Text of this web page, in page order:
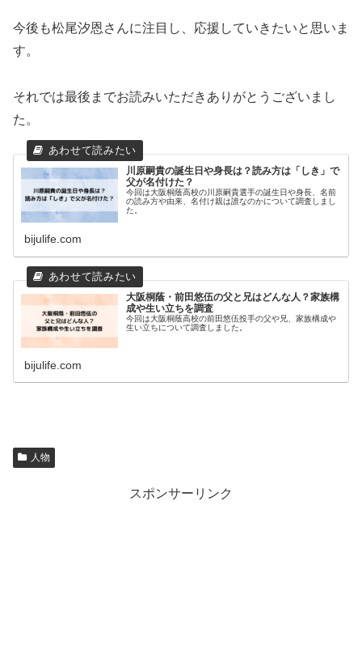
今後も松尾汐恩さんに注目し、応援していきたいと思いま
す。
それでは最後までお読みいただきありがとうございまし
た。
川原嗣貴の誕生日や身長は？読み方は「しき」で
父が名付けた？
今回は大阪桐蔭高校の川原嗣貴選手の誕生日や身長、名前
の読み方や由来、名付け親は誰なのかについて調査しまし
た。
bijulife.com
大阪桐蔭・前田悠伍の父と兄はどんな人？家族構
成や生い立ちを調査
今回は大阪桐蔭高校の前田悠伍投手の父や兄、家族構成や
生い立ちについて調査しました。
bijulife.com
人物
スポンサーリンク